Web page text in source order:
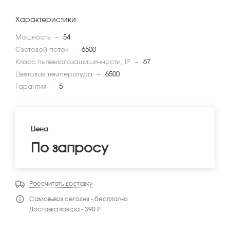
Характеристики
Мощность — 54
Световой поток
— 6500
Класс пылевлагозащищённости, IP — 67
Цветовая температура
— 6500
Гарантия — 5
Цена
По запросу
Рассчитать доставку
Самовывоз сегодня - бесплатно
Доставка завтра - 390 ₽